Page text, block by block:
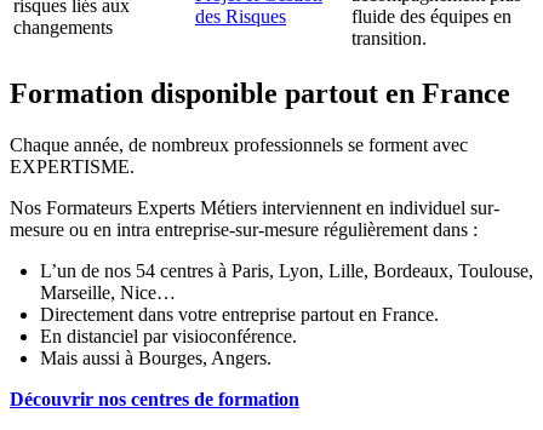
risques liés aux
changements
des Risques
fluide des équipes en
transition.
Formation disponible partout en France
Chaque année, de nombreux professionnels se forment avec
EXPERTISME.
Nos Formateurs Experts Métiers interviennent en individuel sur-
mesure ou en intra entreprise-sur-mesure régulièrement dans :
L’un de nos 54 centres à Paris, Lyon, Lille, Bordeaux, Toulouse,
Marseille, Nice…
Directement dans votre entreprise partout en France.
En distanciel par visioconférence.
Mais aussi à Bourges, Angers.
Découvrir nos centres de formation